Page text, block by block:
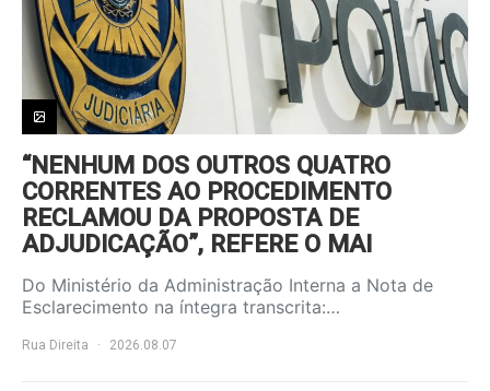
“NENHUM DOS OUTROS QUATRO
CORRENTES AO PROCEDIMENTO
RECLAMOU DA PROPOSTA DE
ADJUDICAÇÃO”, REFERE O MAI
Do Ministério da Administração Interna a Nota de
Esclarecimento na íntegra transcrita:…
Rua Direita 2026.08.07